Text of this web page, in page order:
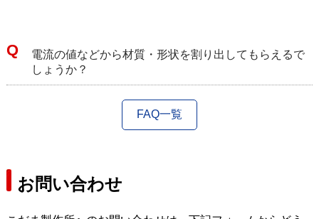
電流の値などから材質・形状を割り出してもらえるで
しょうか？
FAQ一覧
お問い合わせ